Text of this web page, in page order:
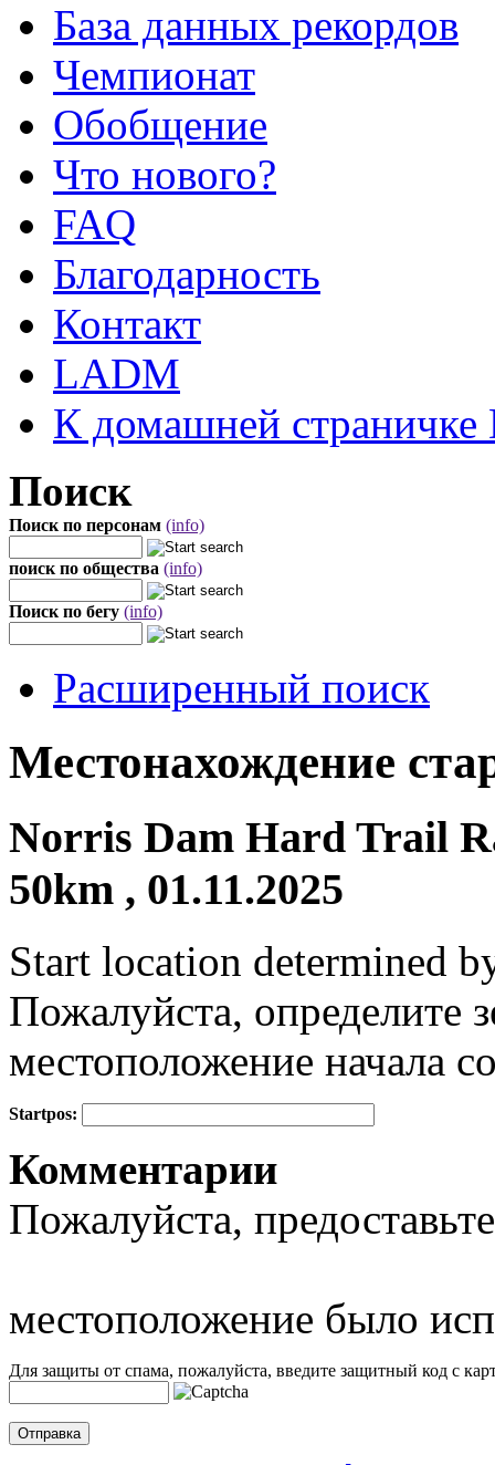
База данных рекордов
Чемпионат
Обобщение
Что нового?
FAQ
Благодарность
Контакт
LADM
К домашней страничке
Поиск
Поиск по персонам (info)
поиск по общества (info)
Поиск по бегу (info)
Расширенный поиск
Местонахождение
Norris Dam Hard Trail
50km , 01.11.2025
Start location determined
Пожалуйста, определите
местоположение начала
−
Startpos:
Комментарии
Пожалуйста,
местоположение было
Для защиты от спама, пожалуйста, введите защитный код с